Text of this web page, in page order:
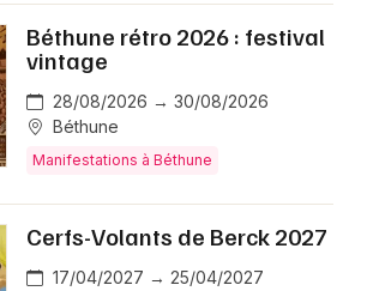
Béthune rétro 2026 : festival
vintage
28/08/2026 → 30/08/2026
Béthune
Manifestations à Béthune
Cerfs-Volants de Berck 2027
17/04/2027 → 25/04/2027